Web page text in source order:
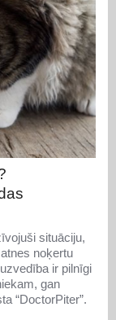
situāciju,
noķertu
ir pilnīgi
gan
“DoctorPiter”.